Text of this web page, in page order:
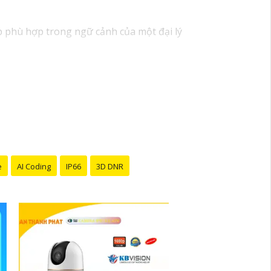
phù hợp trong ngữ cảnh của một đại lý
được hỗ trợ tốt nhất từ đội ngũ chuyên gia
AI Coding IP66 3D DNR